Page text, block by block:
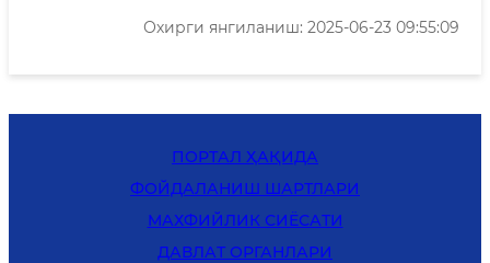
Охирги янгиланиш: 2025-06-23 09:55:09
ПОРТАЛ ҲАҚИДА
ФОЙДАЛАНИШ ШАРТЛАРИ
MАХФИЙЛИК СИЁСАТИ
ДАВЛАТ ОРГАНЛАРИ